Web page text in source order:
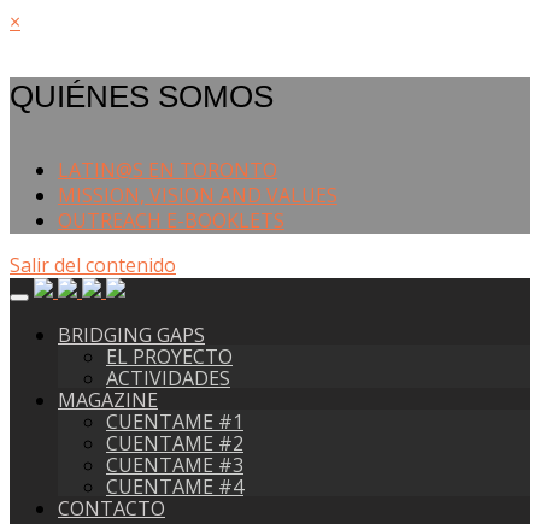
×
QUIÉNES SOMOS
LATIN@S EN TORONTO
MISSION, VISION AND VALUES
OUTREACH E-BOOKLETS
Salir del contenido
BRIDGING GAPS
EL PROYECTO
ACTIVIDADES
MAGAZINE
CUENTAME #1
CUENTAME #2
CUENTAME #3
CUENTAME #4
CONTACTO